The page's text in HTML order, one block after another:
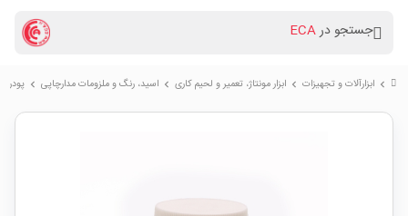
جستجو درECA
chevron_right ابزارآلات و تجهیزات chevron_right ابزار مونتاژ، تعمیر و لحیم کاری chevron_right اسید، رنگ و ملزومات مدارچاپی chevron_right پودر